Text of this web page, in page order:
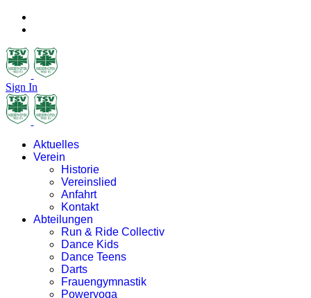
Sign In
Aktuelles
Verein
Historie
Vereinslied
Anfahrt
Kontakt
Abteilungen
Run & Ride Collectiv
Dance Kids
Dance Teens
Darts
Frauengymnastik
Poweryoga